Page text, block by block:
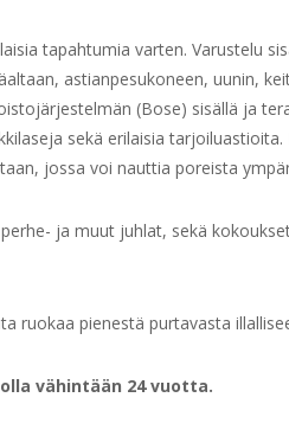
tapahtumia varten. Varustelu
astianpesukoneen, uunin,
(Bose) sisällä ja
sekä erilaisia
jossa voi nauttia poreista
ja muut juhlat, sekä
ruokaa pienestä purtavasta
vähintään 24 vuotta.